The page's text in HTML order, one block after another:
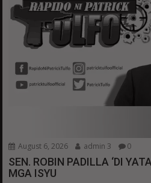
August 6, 2026 admin 3 0
SEN. ROBIN PADILLA ‘DI
MGA ISYU